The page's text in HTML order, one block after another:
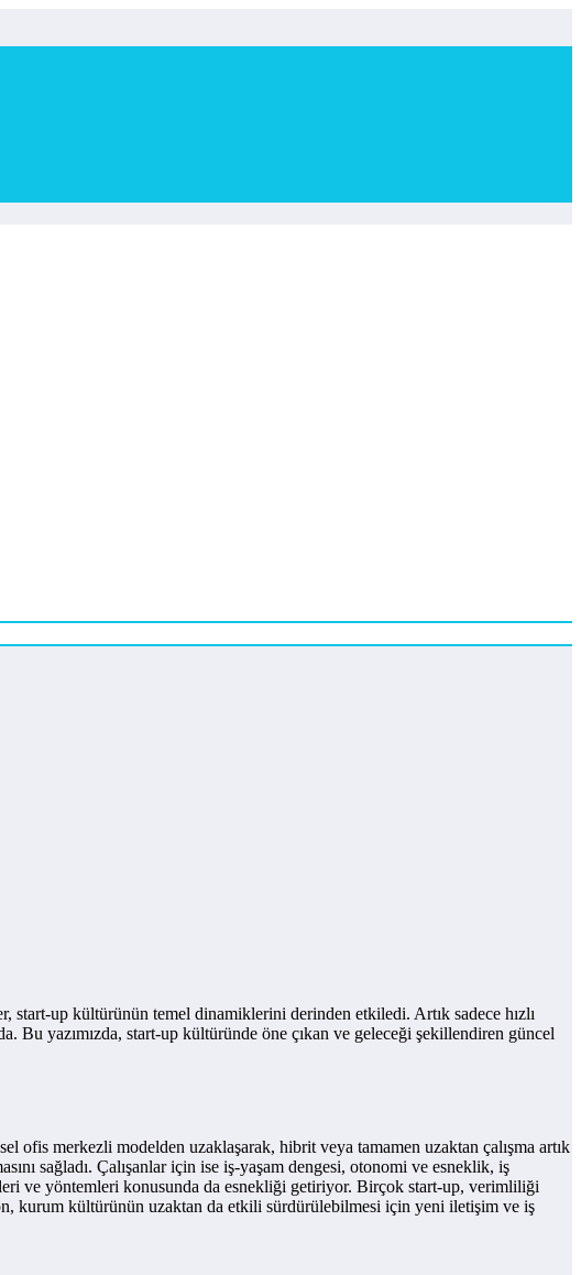
up kültürünün temel dinamiklerini derinden etkiledi. Artık sadece hızlı
Bu yazımızda, start-up kültüründe öne çıkan ve geleceği şekillendiren güncel
ofis merkezli modelden uzaklaşarak, hibrit veya tamamen uzaktan çalışma artık
sağladı. Çalışanlar için ise iş-yaşam dengesi, otonomi ve esneklik, iş
ve yöntemleri konusunda da esnekliği getiriyor. Birçok start-up, verimliliği
kurum kültürünün uzaktan da etkili sürdürülebilmesi için yeni iletişim ve iş